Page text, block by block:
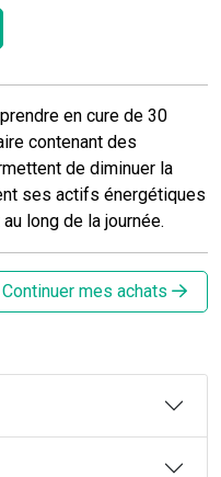
en cure de 30
contenant des
de diminuer la
ses actifs énergétiques
long de la journée.
Continuer mes achats